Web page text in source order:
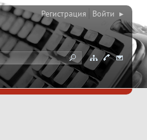
Регистрация Войти ▸